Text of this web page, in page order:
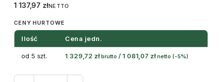
1 137,97 złNETTO
CENY HURTOWE
Ilość Cena jedn.
od 5 szt. 1 329,72 zł brutto /1 081,07 zł netto (-5%)